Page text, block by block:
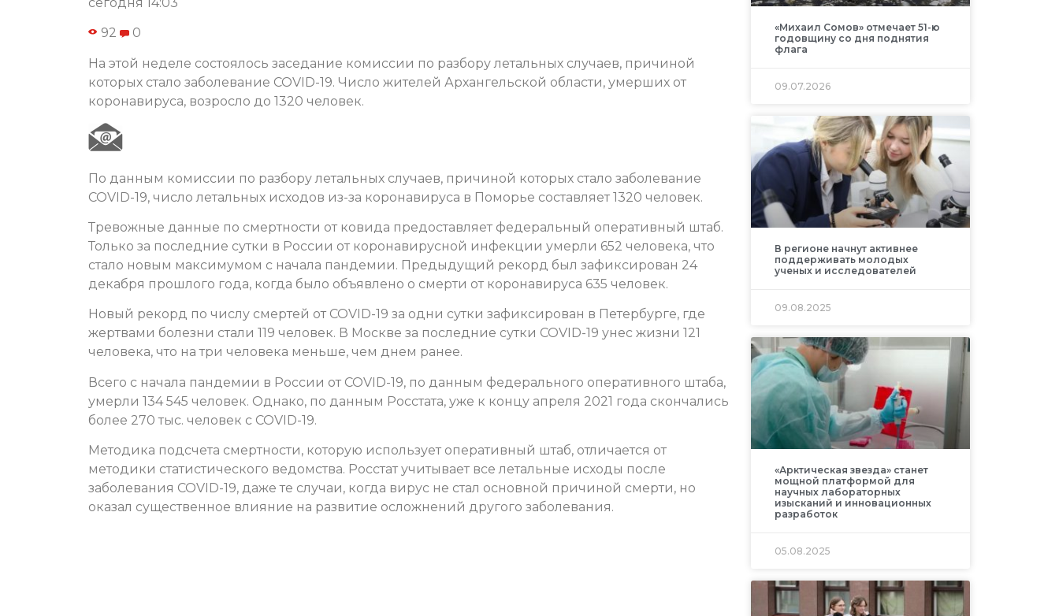
92 0
На этой неделе состоялось заседание комиссии по разбору летальных случаев, причиной
которых стало заболевание COVID-19. Число жителей Архангельской области, умерших от
коронавируса, возросло до 1320 человек.
По данным комиссии по разбору летальных случаев, причиной которых стало заболевание
COVID-19, число летальных исходов из-за коронавируса в Поморье составляет 1320 человек.
Тревожные данные по смертности от ковида предоставляет федеральный оперативный штаб.
Только за последние сутки в России от коронавирусной инфекции умерли 652 человека, что
стало новым максимумом с начала пандемии. Предыдущий рекорд был зафиксирован 24
декабря прошлого года, когда было объявлено о смерти от коронавируса 635 человек.
Новый рекорд по числу смертей от COVID-19 за одни сутки зафиксирован в Петербурге, где
жертвами болезни стали 119 человек. В Москве за последние сутки COVID-19 унес жизни 121
человека, что на три человека меньше, чем днем ранее.
Всего с начала пандемии в России от COVID-19, по данным федерального оперативного штаба,
умерли 134 545 человек. Однако, по данным Росстата, уже к концу апреля 2021 года скончались
более 270 тыс. человек с COVID-19.
Методика подсчета смертности, которую использует оперативный штаб, отличается от
методики статистического ведомства. Росстат учитывает все летальные исходы после
заболевания COVID-19, даже те случаи, когда вирус не стал основной причиной смерти, но
оказал существенное влияние на развитие осложнений другого заболевания.
«Михаил Сомов» отмечает 51-ю
годовщину со дня поднятия
флага
09.07.2026
В регионе начнут активнее
поддерживать молодых
ученых и исследователей
09.08.2025
«Арктическая звезда» станет
мощной платформой для
научных лабораторных
изысканий и инновационных
разработок
05.08.2025